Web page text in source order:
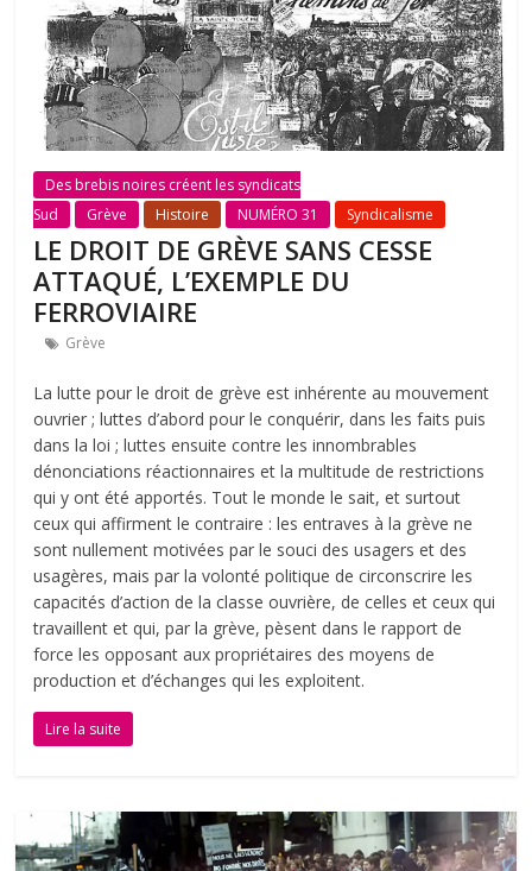
Des brebis noires créent les syndicats
Sud
Grève Histoire NUMÉRO 31 Syndicalisme
LE DROIT DE GRÈVE SANS CESSE
ATTAQUÉ, L’EXEMPLE DU
FERROVIAIRE
Grève
La lutte pour le droit de grève est inhérente au mouvement
ouvrier ; luttes d’abord pour le conquérir, dans les faits puis
dans la loi ; luttes ensuite contre les innombrables
dénonciations réactionnaires et la multitude de restrictions
qui y ont été apportés. Tout le monde le sait, et surtout
ceux qui affirment le contraire : les entraves à la grève ne
sont nullement motivées par le souci des usagers et des
usagères, mais par la volonté politique de circonscrire les
capacités d’action de la classe ouvrière, de celles et ceux qui
travaillent et qui, par la grève, pèsent dans le rapport de
force les opposant aux propriétaires des moyens de
production et d’échanges qui les exploitent.
Lire la suite